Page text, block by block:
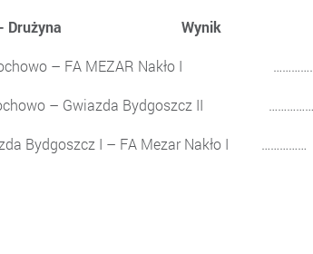
– Drużyna Wynik
– FA MEZAR Nakło I
– Gwiazda Bydgoszcz II ……………
I – FA Mezar Nakło I ……………